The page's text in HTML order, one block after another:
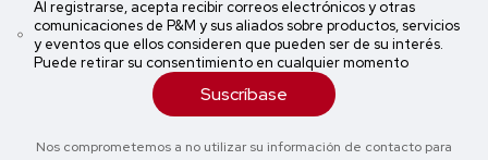
Al registrarse, acepta recibir correos electrónicos y otras
comunicaciones de P&M y sus aliados sobre productos, servicios
y eventos que ellos consideren que pueden ser de su interés.
Puede retirar su consentimiento en cualquier momento
Suscríbase
Nos comprometemos a no utilizar su información de contacto para